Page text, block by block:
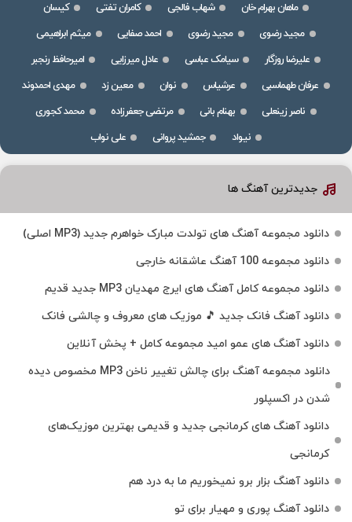
ماهان بهرام خان
شهاب فالجی کامران تفتی
کیسان
مجید رضوی
مجید رضوی احمد صفایی
میثم ابراهیمی
علیرضا روزگار
سیامک عباسی عادل میرزایی
امیرحافظ رنجبر
عرفان طهماسبی
عرشیاس نوان معین زد
مهدی احمدوند
ناصر زینعلی
بهنام بانی مرتضی جعفرزاده
محمد کجوری
نیواد
جمشید پروانی علی نواب
جدیدترین آهنگ ها
دانلود مجموعه آهنگ های تولدت مبارک خواهرم جدید (MP3 اصلی)
دانلود مجموعه 100 آهنگ عاشقانه خارجی
دانلود مجموعه کامل آهنگ های ایرج مهدیان MP3 جدید قدیم
دانلود آهنگ فانک جدید 🎵 موزیک‌ های معروف و چالشی فانک
دانلود آهنگ های عمو امید مجموعه کامل + پخش آنلاین
دانلود مجموعه آهنگ برای چالش تغییر ناخن MP3 مخصوص دیده
شدن در اکسپلور
دانلود آهنگ‌ های کرمانجی جدید و قدیمی بهترین موزیک‌های
کرمانجی
دانلود آهنگ بزار برو نمیخوریم ما به درد هم
دانلود آهنگ پوری و مهیار برای تو